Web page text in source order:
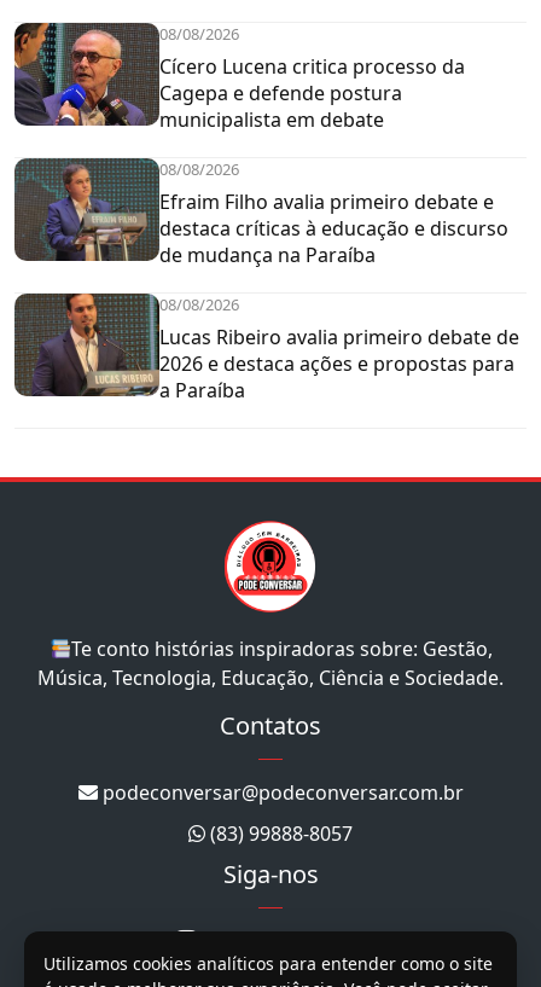
08/08/2026
Cícero Lucena critica processo da
Cagepa e defende postura
municipalista em debate
08/08/2026
Efraim Filho avalia primeiro debate e
destaca críticas à educação e discurso
de mudança na Paraíba
08/08/2026
Lucas Ribeiro avalia primeiro debate de
2026 e destaca ações e propostas para
a Paraíba
Te conto histórias inspiradoras sobre: Gestão,
Música, Tecnologia, Educação, Ciência e Sociedade.
Contatos
podeconversar@podeconversar.com.br
(83) 99888-8057
Siga-nos
Utilizamos cookies analíticos para entender como o site